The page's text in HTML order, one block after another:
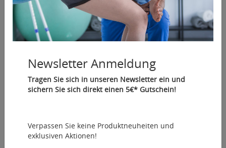
Newsletter Anmeldung
Tragen Sie sich in unseren Newsletter ein und
sichern Sie sich direkt einen 5€* Gutschein!
Verpassen Sie keine Produktneuheiten und
exklusiven Aktionen!
REP Loop Trainingsband, latexfrei
Das kleine Fitness Studio - schnelles Training und
Entspannung für zwischendurch
ab 3,00 €
Mehr Informationen